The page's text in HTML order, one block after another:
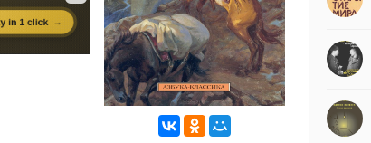
05:18
05:04
05:06